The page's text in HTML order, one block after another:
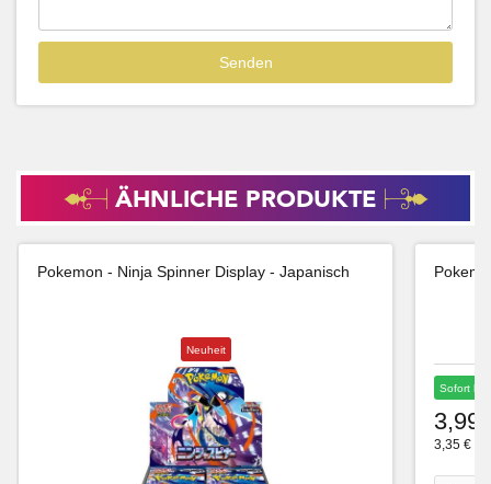
ÄHNLICHE PRODUKTE
Pokemon - Ninja Spinner Display - Japanisch
Neuheit
Sofort
3,99
3,35 €